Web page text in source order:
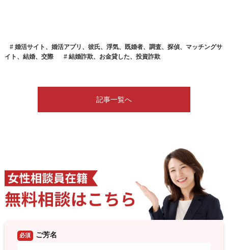
婚活サイト、婚活アプリ、彼氏、浮気、既婚者、調査、探偵、マッチングサ
イト、結婚、交際
結婚詐欺、お金貸した、投資詐欺
記事一覧へ
必須 ご芳名